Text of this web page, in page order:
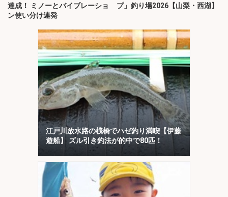
達成！ ミノーとバイブレーショ
ン使い分け連発
プ」釣り場2026【山梨・西湖】
江戸川放水路の桟橋でハゼ釣り満喫【伊藤
遊船】 ズル引き釣法が的中で80匹！